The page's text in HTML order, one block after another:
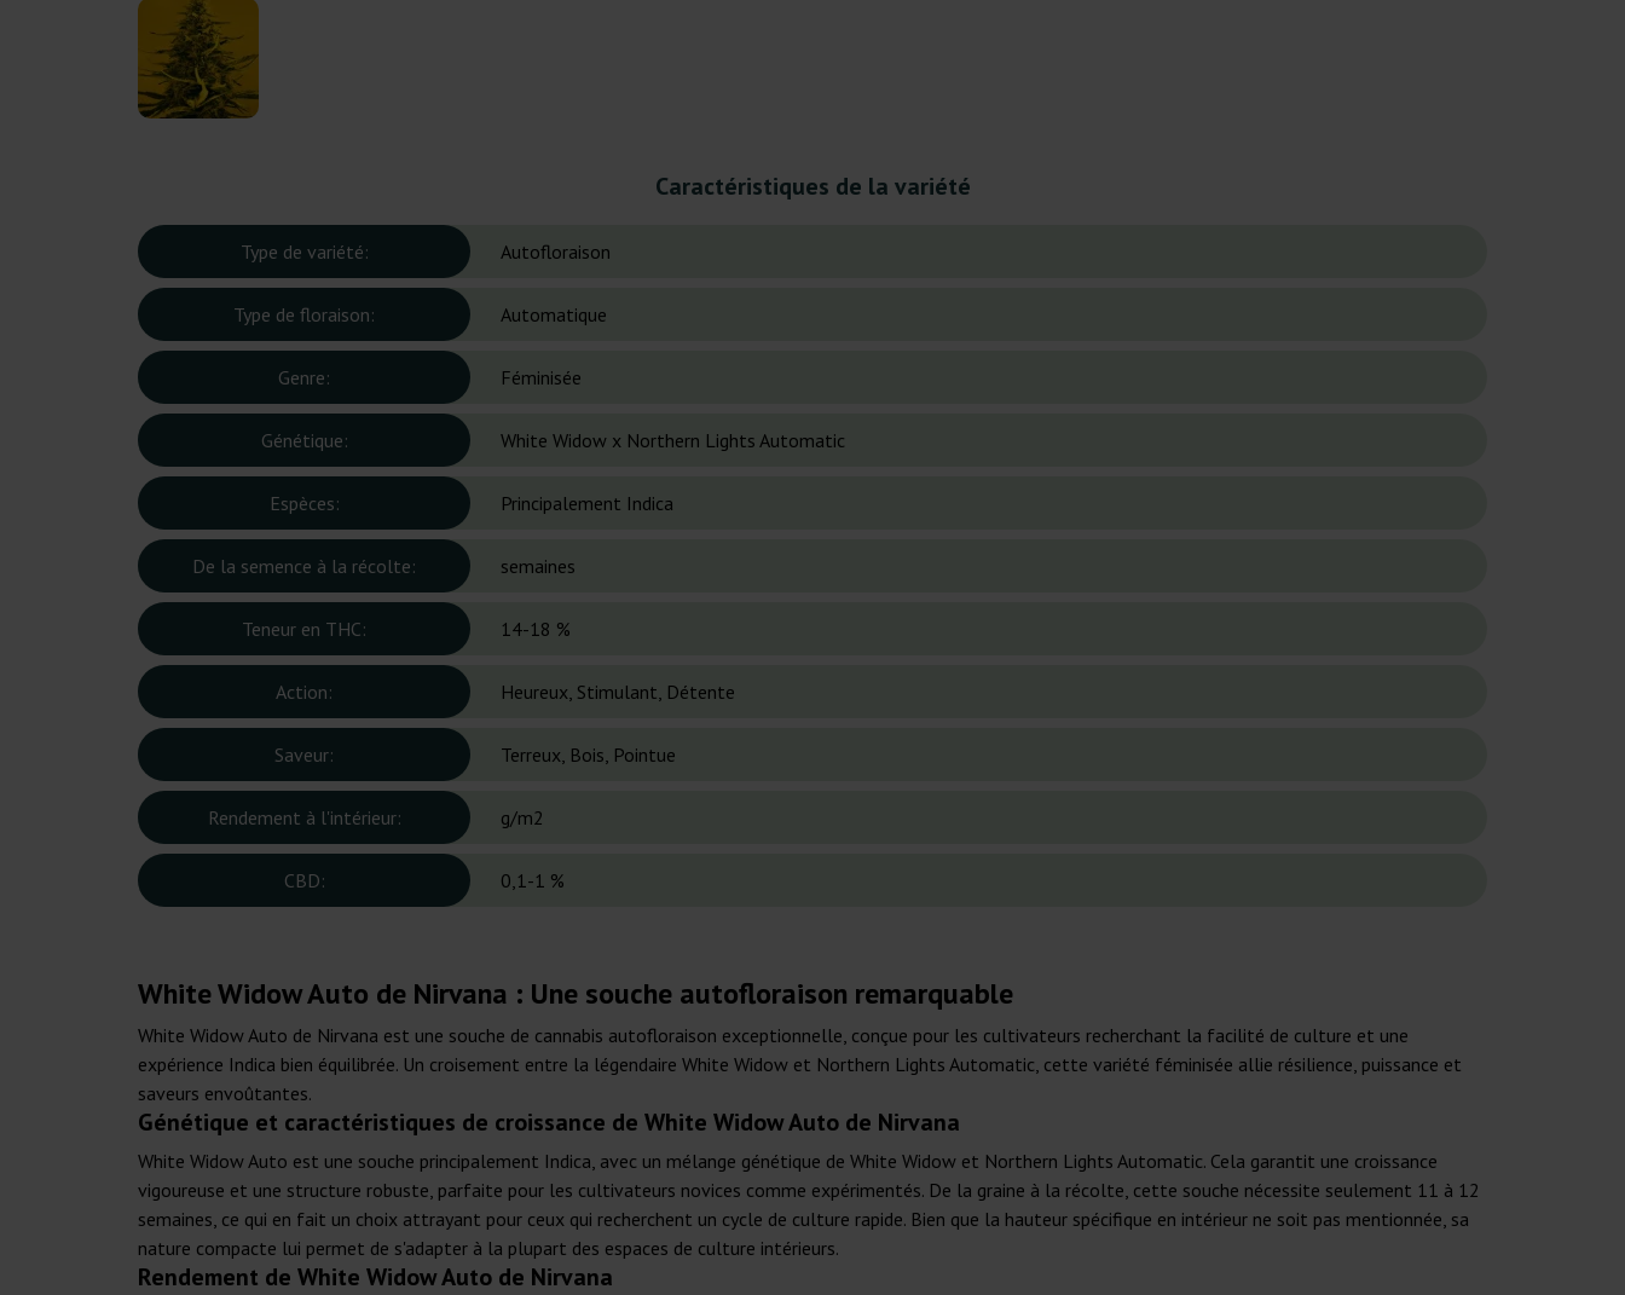
Caractéristiques de la variété
Type de variété: Autofloraison
Type de floraison: Automatique
Genre: Féminisée
Génétique: White Widow x Northern Lights Automatic
Espèces: Principalement Indica
De la semence à la récolte: semaines
Teneur en THC: 14-18 %
Action: Heureux, Stimulant, Détente
Saveur: Terreux, Bois, Pointue
Rendement à l'intérieur: g/m2
CBD: 0,1-1 %
White Widow Auto de Nirvana : Une souche autofloraison remarquable
White Widow Auto de Nirvana est une souche de cannabis autofloraison exceptionnelle, conçue pour les cultivateurs recherchant la facilité de culture et une
expérience Indica bien équilibrée. Un croisement entre la légendaire White Widow et Northern Lights Automatic, cette variété féminisée allie résilience, puissance et
saveurs envoûtantes.
Génétique et caractéristiques de croissance de White Widow Auto de Nirvana
White Widow Auto est une souche principalement Indica, avec un mélange génétique de White Widow et Northern Lights Automatic. Cela garantit une croissance
vigoureuse et une structure robuste, parfaite pour les cultivateurs novices comme expérimentés. De la graine à la récolte, cette souche nécessite seulement 11 à 12
semaines, ce qui en fait un choix attrayant pour ceux qui recherchent un cycle de culture rapide. Bien que la hauteur spécifique en intérieur ne soit pas mentionnée, sa
nature compacte lui permet de s'adapter à la plupart des espaces de culture intérieurs.
Rendement de White Widow Auto de Nirvana